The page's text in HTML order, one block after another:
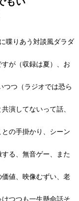
喋りあう対談風ダラダ
が（収録は夏）、お
つ（ラジオでは恐ら
演してないって話、
の手掛かり、シーン
る、無音ゲー、また
値、映像むずい、老
つつも一生懸命話そ